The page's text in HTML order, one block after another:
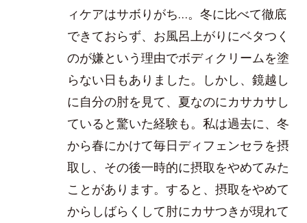
ィケアはサボりがち…。冬に比べて徹底
できておらず、お風呂上がりにベタつく
のが嫌という理由でボディクリームを塗
らない日もありました。しかし、鏡越し
に自分の肘を見て、夏なのにカサカサし
ていると驚いた経験も。私は過去に、冬
から春にかけて毎日ディフェンセラを摂
取し、その後一時的に摂取をやめてみた
ことがあります。すると、摂取をやめて
からしばらくして肘にカサつきが現れて